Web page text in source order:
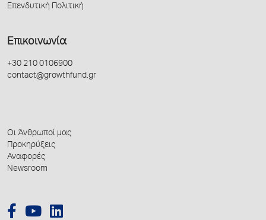
Επενδυτική Πολιτική
Επικοινωνία
+30 210 0106900
contact@growthfund.gr
Οι Άνθρωποί μας
Προκηρύξεις
Αναφορές
Newsroom